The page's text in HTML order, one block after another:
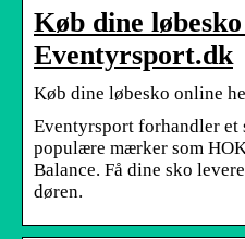
Køb dine
Eventyrsport.dk
Køb dine løbesko online
Eventyrsport forhandler
populære mærker som
Balance. Få dine sko
døren.